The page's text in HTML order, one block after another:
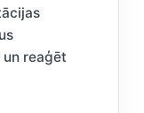
un reaģēt